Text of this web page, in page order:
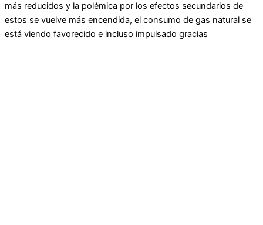
más reducidos y la polémica por los efectos secundarios de
estos se vuelve más encendida, el consumo de gas natural se
está viendo favorecido e incluso impulsado gracias